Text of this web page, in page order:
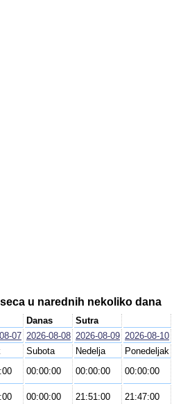
u narednih nekoliko dana
Danas
Sutra
07 2026-08-08 2026-08-09 2026-08-10
Subota Nedelja
Ponedeljak
00:00:00 00:00:00
00:00:00
00:00:00 21:51:00 21:47:00